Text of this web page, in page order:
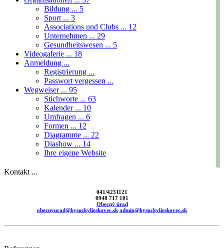
Bildung ... 5
Sport ... 3
Associations und Clubs ... 12
Unternehmen ... 29
Gesundheitswesen ... 5
Videogalerie ... 18
Anmeldung ...
Registrierung ...
Passwort vergessen ...
Wegweiser ... 95
Stichworte ... 63
Kalender ... 10
Umfragen ... 6
Formen ... 12
Diagramme ... 22
Diashow ... 14
Ihre eigene Website
Kontakt ...
041/4231121
0948 717 101
Obecný úrad
obecnyurad@kysuckylieskovec.sk admin@kysuckylieskovec.sk